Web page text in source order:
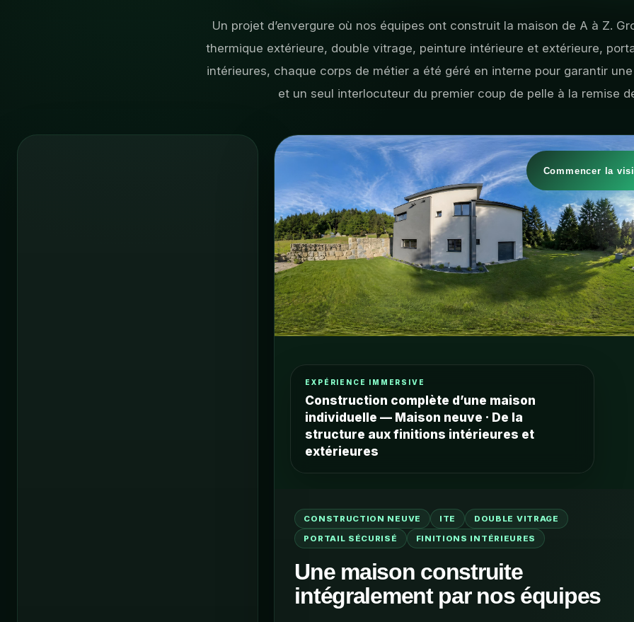
Un projet d’envergure où nos équipes ont construit la maison de A à Z.
thermique extérieure, double vitrage, peinture intérieure et extérieure,
intérieures, chaque corps de métier a été géré en interne pour garantir
et un seul interlocuteur du premier coup de pelle à la remise
EXPÉRIENCE IMMERSIVE
Construction complète d’une maison
individuelle — Maison neuve · De la
structure aux finitions intérieures et
extérieures
Commencer la
CONSTRUCTION NEUVE ITE
DOUBLE VITRAGE
PORTAIL SÉCURISÉ
FINITIONS INTÉRIEURES
Une maison construite
intégralement par nos équipes